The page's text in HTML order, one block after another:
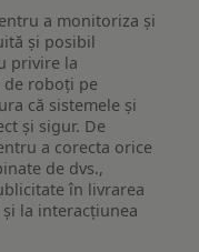
a monitoriza și
și posibil
privire la
de roboți pe
că sistemele și
și sigur. De
a corecta orice
de dvs.,
în livrarea
la interacțiunea